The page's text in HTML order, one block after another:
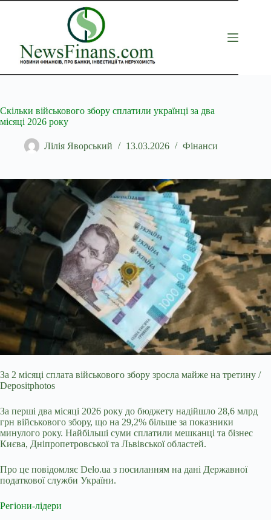
Перейти
Скільки військового збору сплатили українці за два
місяці 2026 року
Лілія Яворський 13.03.2026 Фінанси
За 2 місяці сплата військового збору зросла майже на третину /
Depositphotos
За перші два місяці 2026 року до бюджету надійшло 28,6 млрд
грн військового збору, що на 29,2% більше за показники
минулого року. Найбільші суми сплатили мешканці та бізнес
Києва, Дніпропетровської та Львівської областей.
Про це повідомляє Delo.ua з посиланням на дані Державної
податкової служби України.
Регіони-лідери